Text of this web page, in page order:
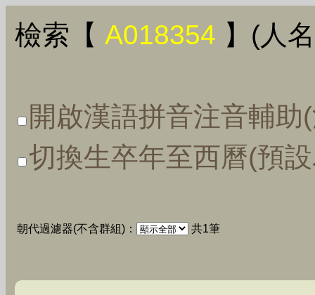
檢索【 A018354 】(人
開啟漢語拼音注音輔
切換生卒年至西曆(預
朝代過濾器(不含群組)： 共1筆